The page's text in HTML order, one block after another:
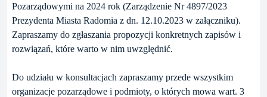
Pozarządowymi na 2024 rok (Zarządzenie Nr 4897/2023
Prezydenta Miasta Radomia z dn. 12.10.2023 w załączniku).
Zapraszamy do zgłaszania propozycji konkretnych zapisów i
rozwiązań, które warto w nim uwzględnić.
Do udziału w konsultacjach zapraszamy przede wszystkim
organizacje pozarządowe i podmioty, o których mowa wart. 3